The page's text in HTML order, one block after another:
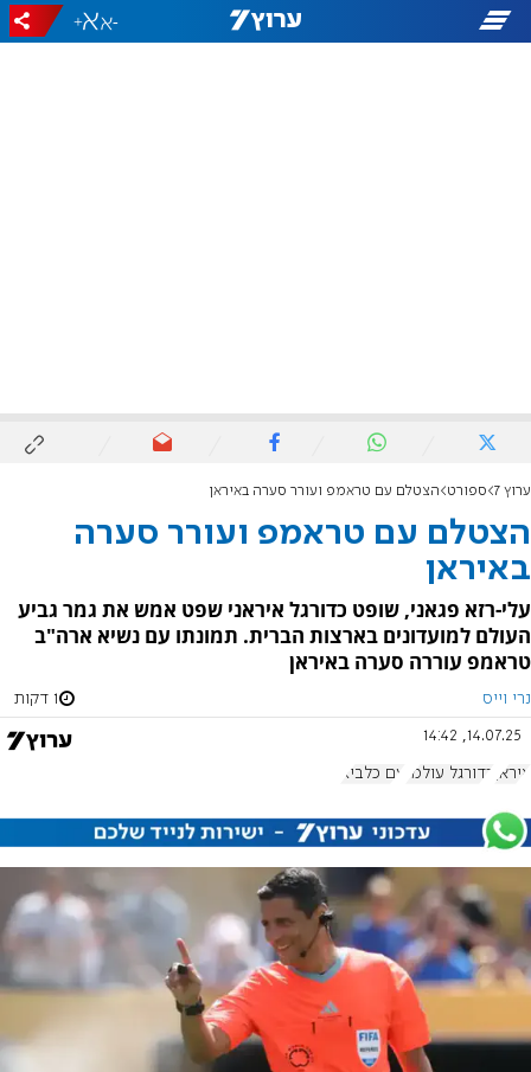
-
+
ערוץ 7 ספורט הצטלם עם טראמפ ועורר סערה באיראן
הצטלם עם טראמפ ועורר סערה
באיראן
עלי-רזא פגאני, שופט כדורגל איראני שפט אמש את גמר גביע
העולם למועדונים בארצות הברית. תמונתו עם נשיא ארה"ב
טראמפ עוררה סערה באיראן
נרי וייס 1 דקות
14.07.25, 14:42
איראן כדורגל עולמי עם כלביא